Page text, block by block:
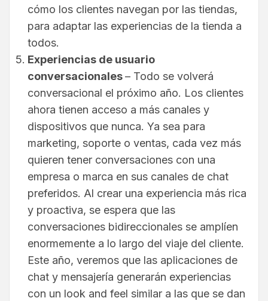
cómo los clientes navegan por las tiendas,
para adaptar las experiencias de la tienda a
todos.
Experiencias de usuario
conversacionales– Todo se volverá
conversacional el próximo año. Los clientes
ahora tienen acceso a más canales y
dispositivos que nunca. Ya sea para
marketing, soporte o ventas, cada vez más
quieren tener conversaciones con una
empresa o marca en sus canales de chat
preferidos. Al crear una experiencia más rica
y proactiva, se espera que las
conversaciones bidireccionales se amplíen
enormemente a lo largo del viaje del cliente.
Este año, veremos que las aplicaciones de
chat y mensajería generarán experiencias
con un look and feel similar a las que se dan